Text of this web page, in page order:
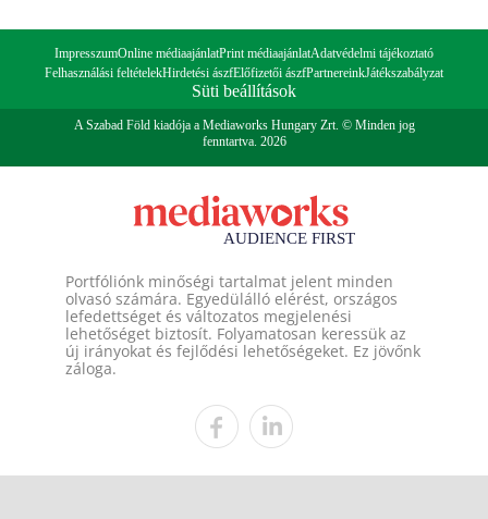
ImpresszumOnline médiaajánlatPrint médiaajánlatAdatvédelmi tájékoztató
Felhasználási feltételekHirdetési ászfElőfizetői ászfPartnereinkJátékszabályzat
Süti beállítások
A Szabad Föld kiadója a Mediaworks Hungary Zrt. © Minden jog
fenntartva. 2026
Portfóliónk minőségi tartalmat jelent minden
olvasó számára. Egyedülálló elérést, országos
lefedettséget és változatos megjelenési
lehetőséget biztosít. Folyamatosan keressük az
új irányokat és fejlődési lehetőségeket. Ez jövőnk
záloga.